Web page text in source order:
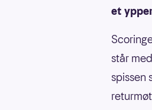
et
står
spissen